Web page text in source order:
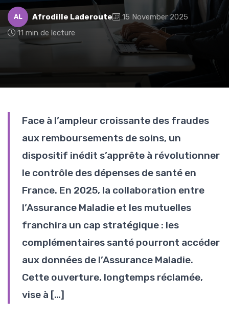
AL Afrodille Laderoute
15 November 2025
11 min de lecture
Face à l’ampleur croissante des fraudes
aux remboursements de soins, un
dispositif inédit s’apprête à révolutionner
le contrôle des dépenses de santé en
France. En 2025, la collaboration entre
l’Assurance Maladie et les mutuelles
franchira un cap stratégique : les
complémentaires santé pourront accéder
aux données de l’Assurance Maladie.
Cette ouverture, longtemps réclamée,
vise à […]